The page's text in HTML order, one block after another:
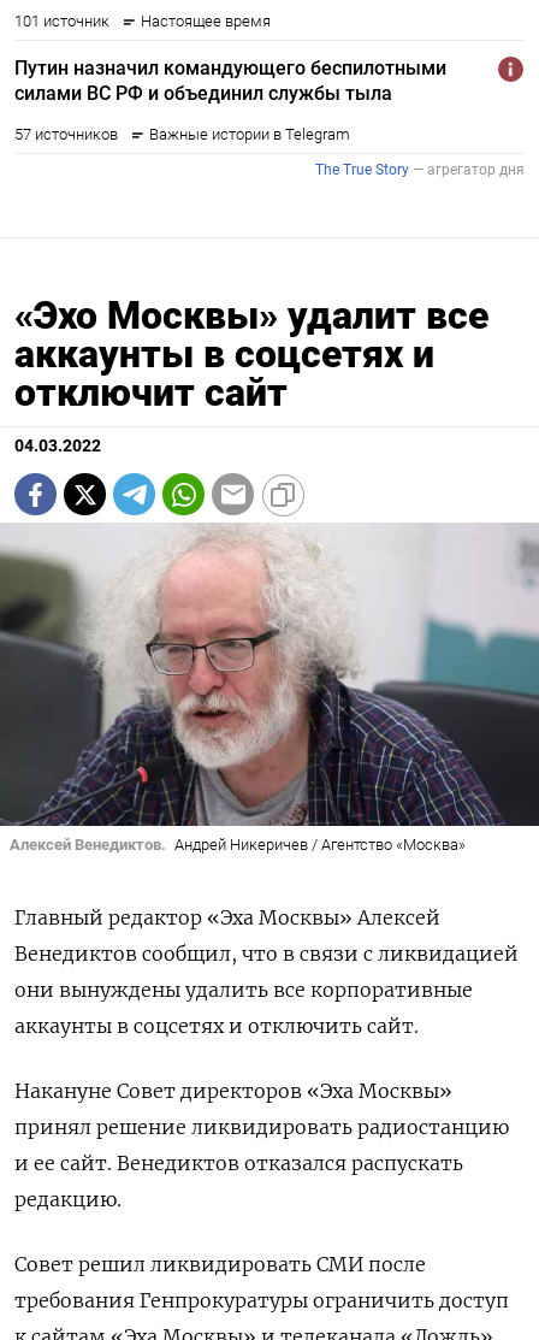
«Эхо Москвы» удалит все
аккаунты в соцсетях и
отключит сайт
04.03.2022
Алексей Венедиктов. Андрей Никеричев / Агентство «Москва»
Главный редактор «Эха Москвы» Алексей
Венедиктов сообщил, что в связи с ликвидацией
они вынуждены удалить все корпоративные
аккаунты в соцсетях и отключить сайт.
Накануне Совет директоров «Эха Москвы»
принял решение ликвидировать радиостанцию
и ее сайт. Венедиктов отказался распускать
редакцию.
Совет решил ликвидировать СМИ после
требования Генпрокуратуры ограничить доступ